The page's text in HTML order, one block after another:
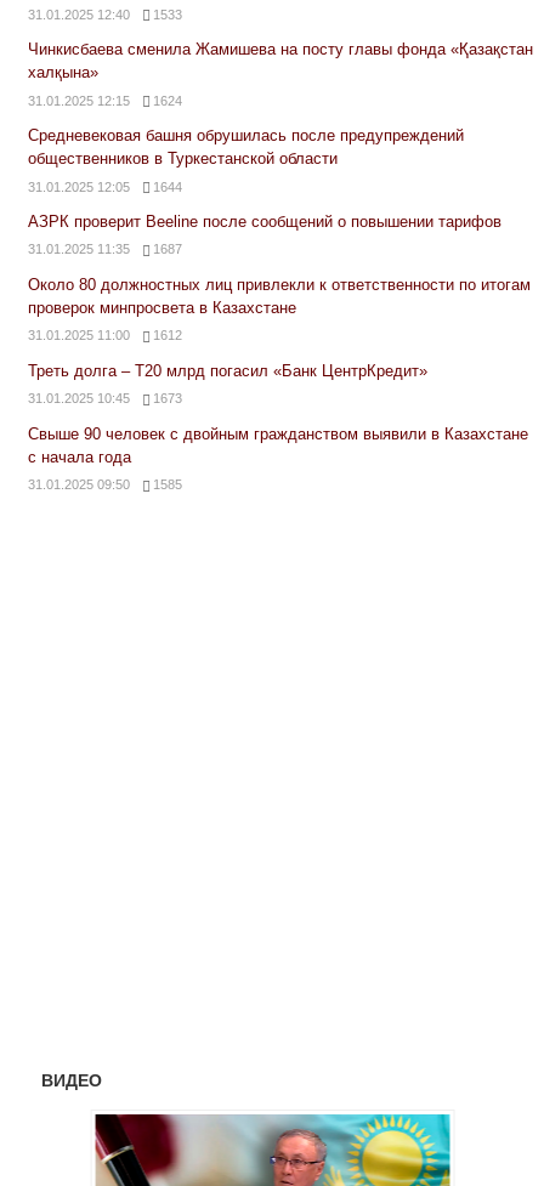
31.01.2025 12:40 1533
Чинкисбаева сменила Жамишева на посту главы фонда «Қазақстан
халқына»
31.01.2025 12:15 1624
Средневековая башня обрушилась после предупреждений
общественников в Туркестанской области
31.01.2025 12:05 1644
АЗРК проверит Beeline после сообщений о повышении тарифов
31.01.2025 11:35 1687
Около 80 должностных лиц привлекли к ответственности по итогам
проверок минпросвета в Казахстане
31.01.2025 11:00 1612
Треть долга – Т20 млрд погасил «Банк ЦентрКредит»
31.01.2025 10:45 1673
Свыше 90 человек с двойным гражданством выявили в Казахстане
с начала года
31.01.2025 09:50 1585
ВИДЕО